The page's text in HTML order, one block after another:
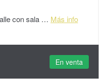
con sala … Más info
En venta